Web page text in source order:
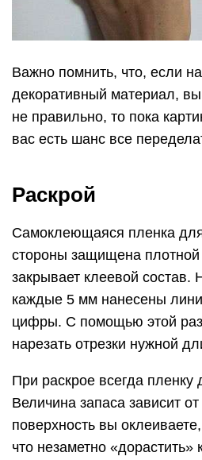
Важно помнить, что, если
декоративный материал,
не правильно, то пока
вас есть шанс все
Раскрой
Самоклеющаяся пленка
стороны защищена
закрывает клеевой состав.
каждые 5 мм нанесены
цифры. С помощью этой
нарезать отрезки нужной
При раскрое всегда
Величина запаса зависит от
поверхность вы
что незаметно «дорастить»